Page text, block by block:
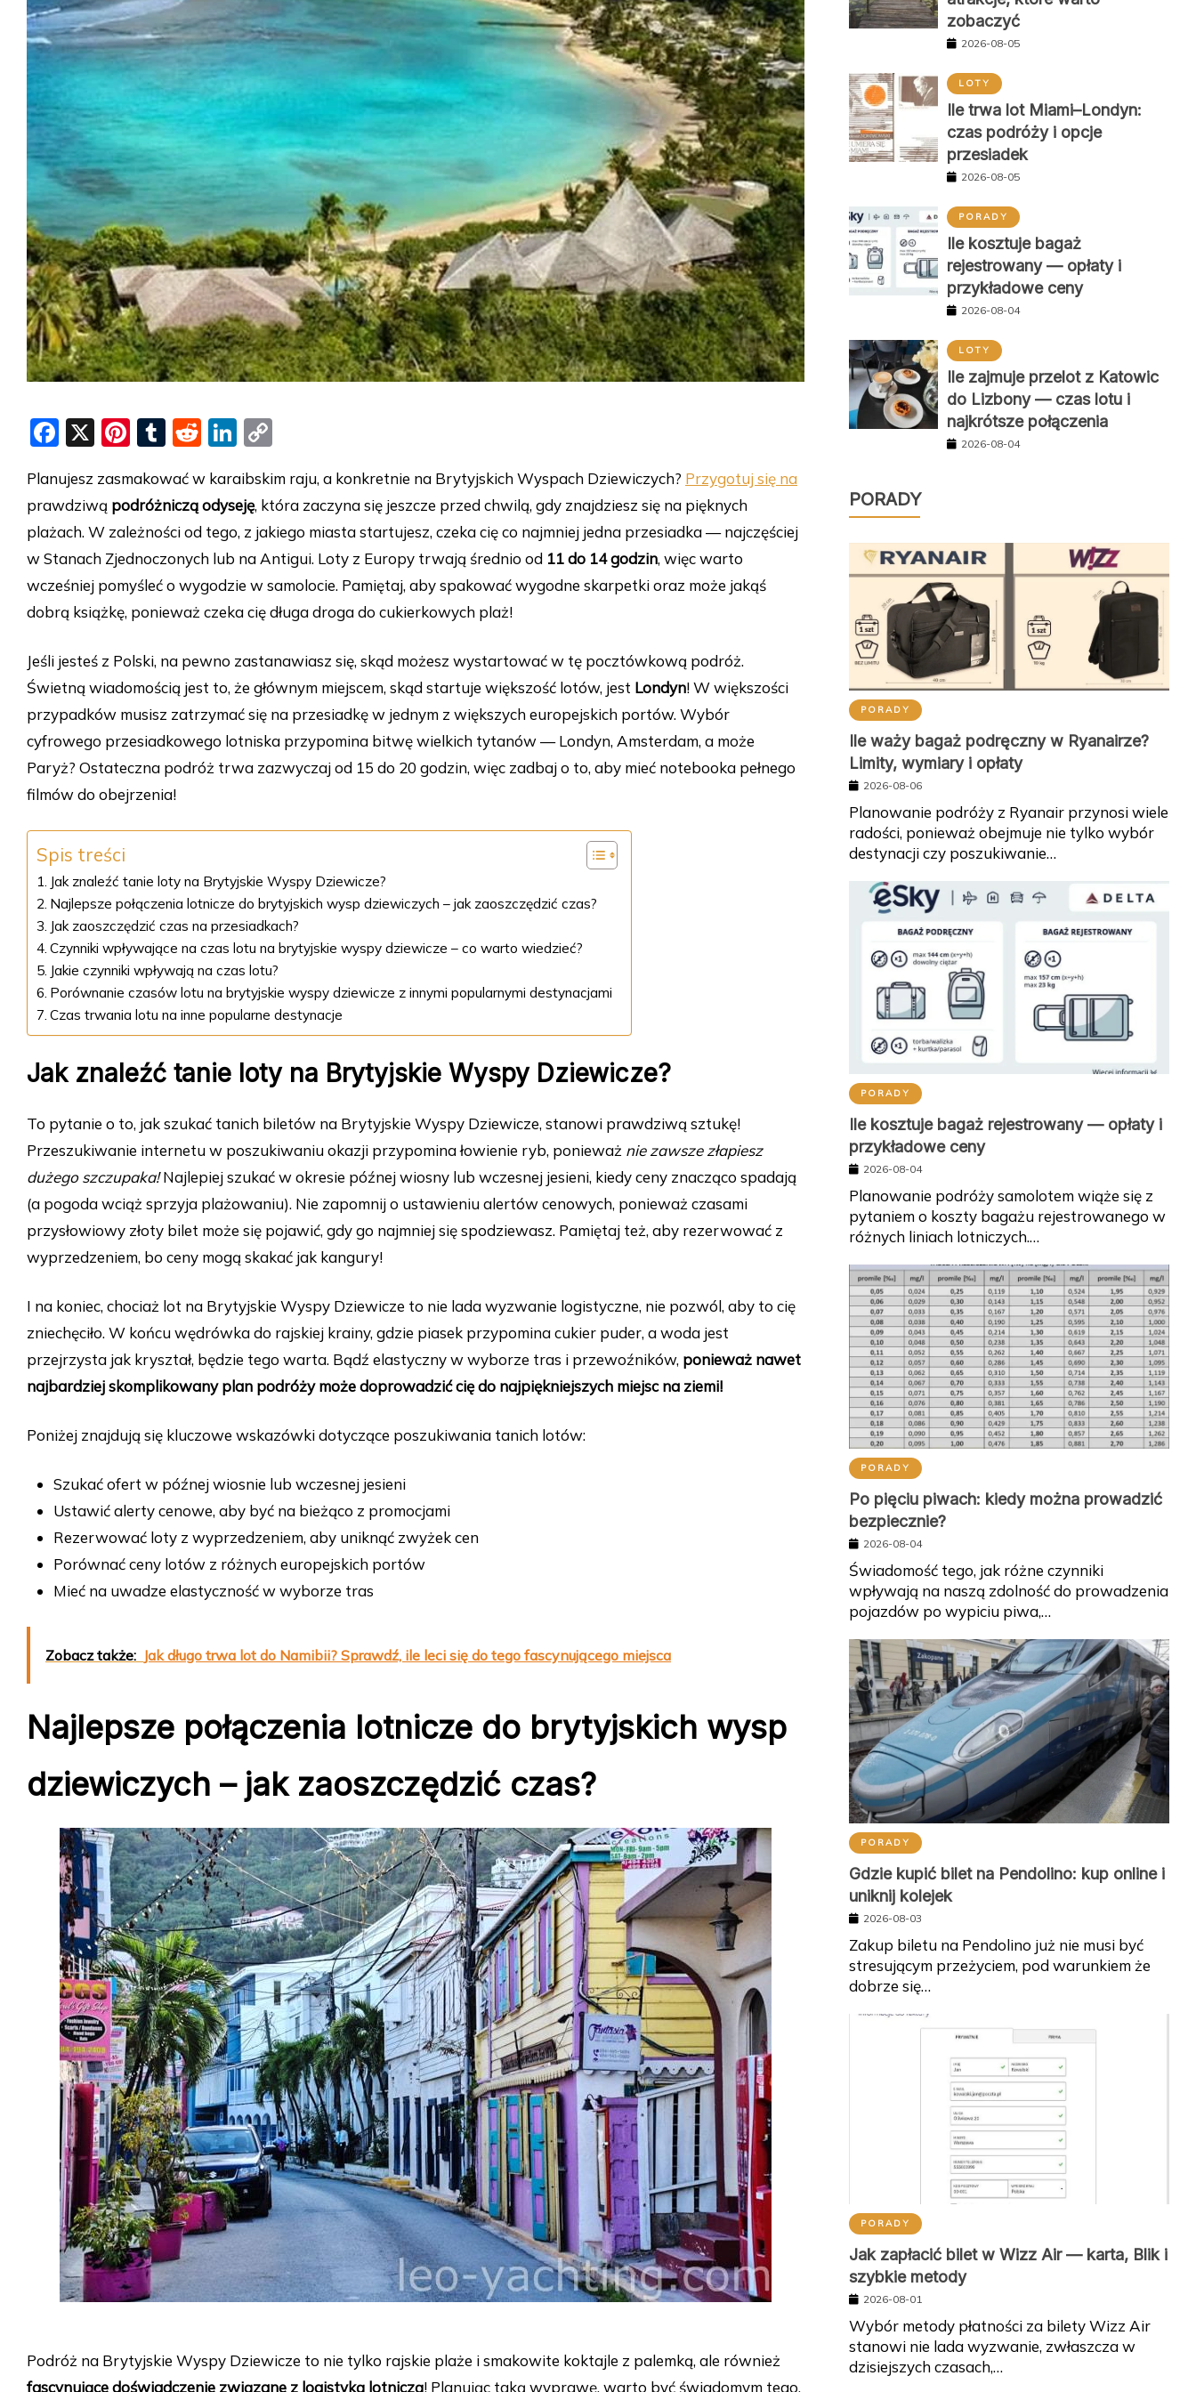
F
c
e
b
o
o
k
X
Pi
er
e
st
T
m
bl
r
R
d
di
t
Li
k
e
dI
n
p
y
Li
n
k
Planujesz zasmakować w karaibskim raju, a konkretnie na Brytyjskich Wyspach Dziewiczych? Przygotuj się na
prawdziwą podróżniczą odyseję, która zaczyna się jeszcze przed chwilą, gdy znajdziesz się na pięknych
plażach. W zależności od tego, z jakiego miasta startujesz, czeka cię co najmniej jedna przesiadka — najczęściej
w Stanach Zjednoczonych lub na Antigui. Loty z Europy trwają średnio od 11 do 14 godzin, więc warto
wcześniej pomyśleć o wygodzie w samolocie. Pamiętaj, aby spakować wygodne skarpetki oraz może jakąś
dobrą książkę, ponieważ czeka cię długa droga do cukierkowych plaż!
Jeśli jesteś z Polski, na pewno zastanawiasz się, skąd możesz wystartować w tę pocztówkową podróż.
Świetną wiadomością jest to, że głównym miejscem, skąd startuje większość lotów, jest Londyn! W większości
przypadków musisz zatrzymać się na przesiadkę w jednym z większych europejskich portów. Wybór
cyfrowego przesiadkowego lotniska przypomina bitwę wielkich tytanów — Londyn, Amsterdam, a może
Paryż? Ostateczna podróż trwa zazwyczaj od 15 do 20 godzin, więc zadbaj o to, aby mieć notebooka pełnego
filmów do obejrzenia!
Spis treści
Jak znaleźć tanie loty na Brytyjskie Wyspy Dziewicze?
Najlepsze połączenia lotnicze do brytyjskich wysp dziewiczych – jak zaoszczędzić czas?
Jak zaoszczędzić czas na przesiadkach?
Czynniki wpływające na czas lotu na brytyjskie wyspy dziewicze – co warto wiedzieć?
Jakie czynniki wpływają na czas lotu?
Porównanie czasów lotu na brytyjskie wyspy dziewicze z innymi popularnymi destynacjami
Czas trwania lotu na inne popularne destynacje
Jak znaleźć tanie loty na Brytyjskie Wyspy Dziewicze?
To pytanie o to, jak szukać tanich biletów na Brytyjskie Wyspy Dziewicze, stanowi prawdziwą sztukę!
Przeszukiwanie internetu w poszukiwaniu okazji przypomina łowienie ryb, ponieważ nie zawsze złapiesz
dużego szczupaka!Najlepiej szukać w okresie późnej wiosny lub wczesnej jesieni, kiedy ceny znacząco spadają
(a pogoda wciąż sprzyja plażowaniu). Nie zapomnij o ustawieniu alertów cenowych, ponieważ czasami
przysłowiowy złoty bilet może się pojawić, gdy go najmniej się spodziewasz. Pamiętaj też, aby rezerwować z
wyprzedzeniem, bo ceny mogą skakać jak kangury!
I na koniec, chociaż lot na Brytyjskie Wyspy Dziewicze to nie lada wyzwanie logistyczne, nie pozwól, aby to cię
zniechęciło. W końcu wędrówka do rajskiej krainy, gdzie piasek przypomina cukier puder, a woda jest
przejrzysta jak kryształ, będzie tego warta. Bądź elastyczny w wyborze tras i przewoźników, ponieważ nawet
najbardziej skomplikowany plan podróży może doprowadzić cię do najpiękniejszych miejsc na ziemi!
Poniżej znajdują się kluczowe wskazówki dotyczące poszukiwania tanich lotów:
Szukać ofert w późnej wiosnie lub wczesnej jesieni
Ustawić alerty cenowe, aby być na bieżąco z promocjami
Rezerwować loty z wyprzedzeniem, aby uniknąć zwyżek cen
Porównać ceny lotów z różnych europejskich portów
Mieć na uwadze elastyczność w wyborze tras
Zobacz także: Jak długo trwa lot do Namibii? Sprawdź, ile leci się do tego fascynującego miejsca
Najlepsze połączenia lotnicze do brytyjskich wysp
dziewiczych – jak zaoszczędzić czas?
Podróż na Brytyjskie Wyspy Dziewicze to nie tylko rajskie plaże i smakowite koktajle z palemką, ale również
fascynujące doświadczenie związane z logistyką lotniczą! Planując taką wyprawę, warto być świadomym tego,
zobaczyć
2026-08-05
LOTY
Ile trwa lot Miami–Londyn:
czas podróży i opcje
przesiadek
2026-08-05
PORADY
Ile kosztuje bagaż
rejestrowany — opłaty i
przykładowe ceny
2026-08-04
LOTY
Ile zajmuje przelot z Katowic
do Lizbony — czas lotu i
najkrótsze połączenia
2026-08-04
PORADY
PORADY
Ile waży bagaż podręczny w Ryanairze?
Limity, wymiary i opłaty
2026-08-06
Planowanie podróży z Ryanair przynosi wiele
radości, ponieważ obejmuje nie tylko wybór
destynacji czy poszukiwanie…
PORADY
Ile kosztuje bagaż rejestrowany — opłaty i
przykładowe ceny
2026-08-04
Planowanie podróży samolotem wiąże się z
pytaniem o koszty bagażu rejestrowanego w
różnych liniach lotniczych.…
PORADY
Po pięciu piwach: kiedy można prowadzić
bezpiecznie?
2026-08-04
Świadomość tego, jak różne czynniki
wpływają na naszą zdolność do prowadzenia
pojazdów po wypiciu piwa,…
PORADY
Gdzie kupić bilet na Pendolino: kup online i
uniknij kolejek
2026-08-03
Zakup biletu na Pendolino już nie musi być
stresującym przeżyciem, pod warunkiem że
dobrze się…
PORADY
Jak zapłacić bilet w Wizz Air — karta, Blik i
szybkie metody
2026-08-01
Wybór metody płatności za bilety Wizz Air
stanowi nie lada wyzwanie, zwłaszcza w
dzisiejszych czasach,…